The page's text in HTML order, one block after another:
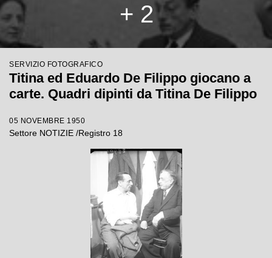
+ 2
SERVIZIO FOTOGRAFICO
Titina ed Eduardo De Filippo giocano a
carte. Quadri dipinti da Titina De Filippo
05 NOVEMBRE 1950
Settore NOTIZIE /Registro 18